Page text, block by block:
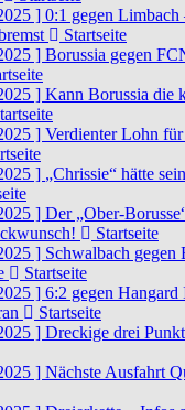
] 0:1 gegen Limbach
Startseite
] Borussia gegen
] Kann Borussia die
] Verdienter Lohn für
] „Chrissie“ hätte
] Der „Ober-
Startseite
] Schwalbach gegen
Startseite
] 6:2 gegen
Startseite
] Dreckige drei
] Nächste Ausfahrt